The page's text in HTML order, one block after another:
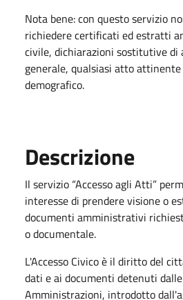
Nota bene: con questo servizio
richiedere certificati ed estratti
civile, dichiarazioni sostitutive di
generale, qualsiasi atto
demografico.
Descrizione
Il servizio “Accesso agli Atti”
interesse di prendere visione o
documenti amministrativi
o documentale.
L'Accesso Civico è il diritto del
dati e ai documenti detenuti
Amministrazioni, introdotto